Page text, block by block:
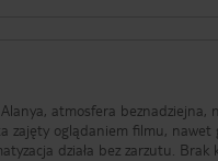
atmosfera
zajęty oglądaniem filmu, nawet
działa bez zarzutu.